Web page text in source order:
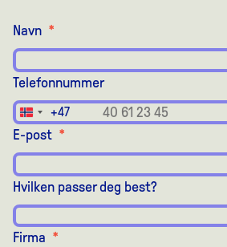
Navn *
Telefonnummer
Norway
+47
+47
E-post *
Hvilken passer deg best?
Firma *